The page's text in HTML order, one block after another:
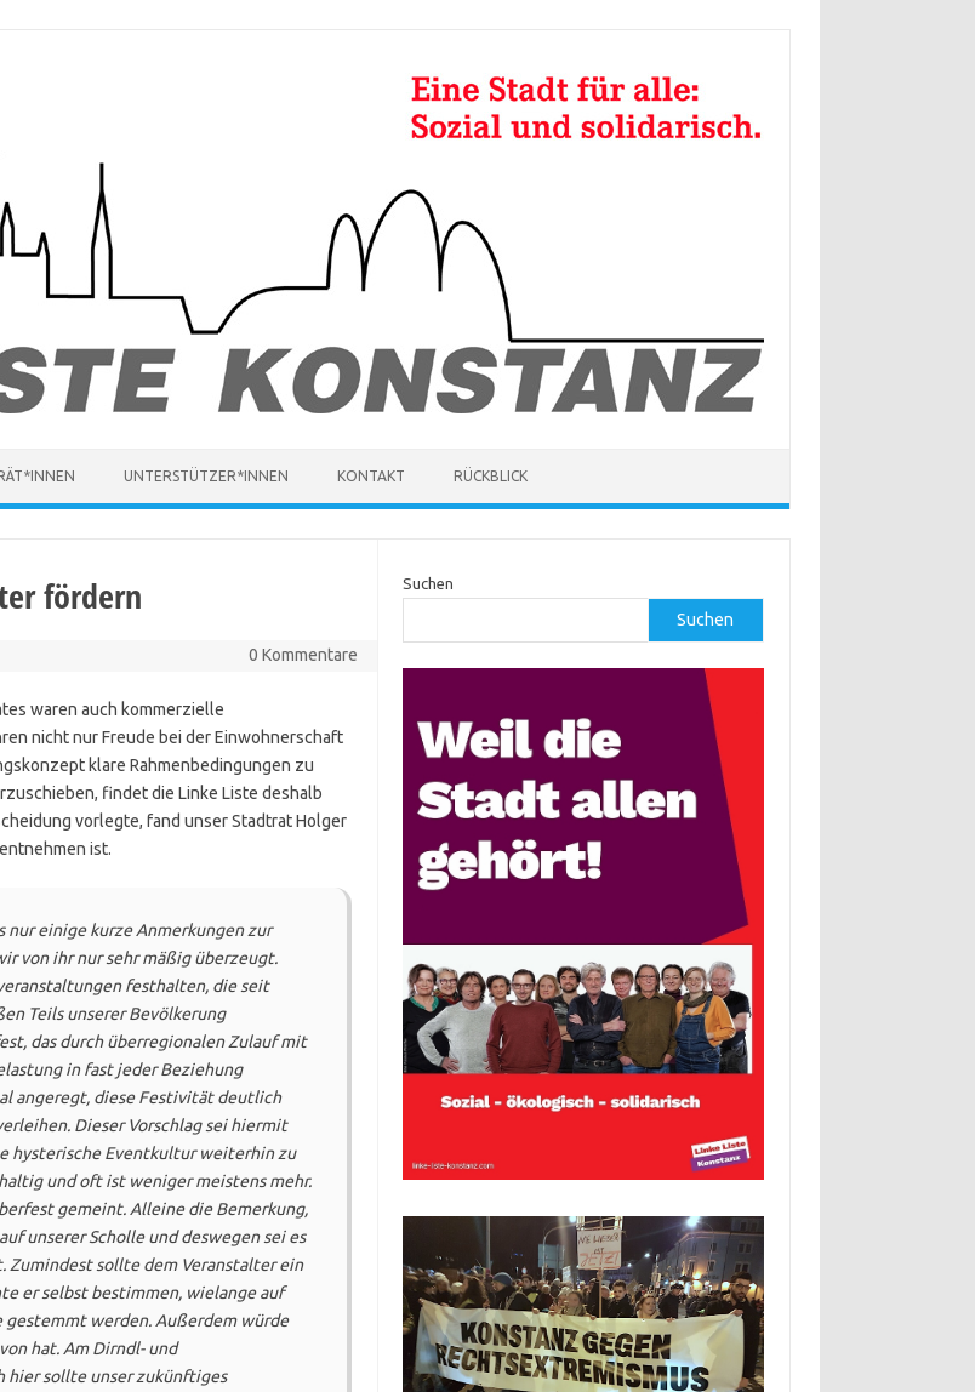
UNTERSTÜTZER*INNEN KONTAKT RÜCKBLICK
fördern
0 Kommentare
waren auch kommerzielle
nicht nur Freude bei der Einwohnerschaft
klare Rahmenbedingungen zu
findet die Linke Liste deshalb
vorlegte, fand unser Stadtrat Holger
ist.
nur einige kurze Anmerkungen zur
von ihr nur sehr mäßig überzeugt.
festhalten, die seit
Teils unserer Bevölkerung
das durch überregionalen Zulauf mit
in fast jeder Beziehung
angeregt, diese Festivität deutlich
Dieser Vorschlag sei hiermit
hysterische Eventkultur weiterhin zu
und oft ist weniger meistens mehr.
gemeint. Alleine die Bemerkung,
unserer Scholle und deswegen sei es
Zumindest sollte dem Veranstalter ein
er selbst bestimmen, wielange auf
werden. Außerdem würde
hat. Am Dirndl- und
hier sollte unser zukünftiges
Suchen
Suchen